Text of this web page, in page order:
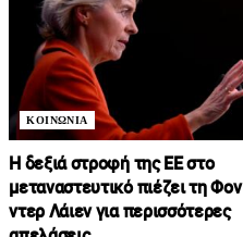
ΚΟΙΝΩΝΙΑ
Η δεξιά στροφή της ΕΕ στο
μεταναστευτικό πιέζει τη Φον
ντερ Λάιεν για περισσότερες